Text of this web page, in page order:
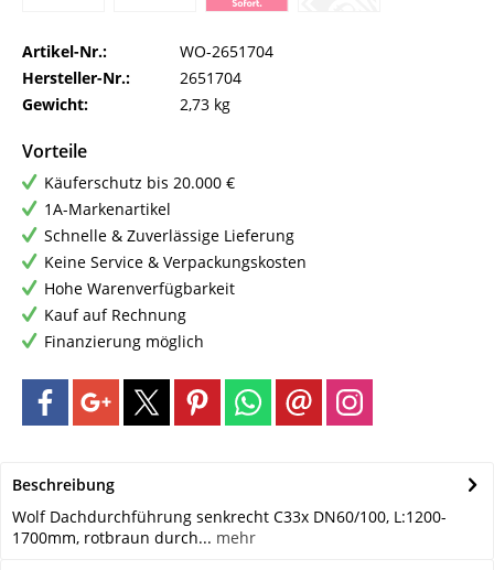
Artikel-Nr.:
WO-2651704
Hersteller-Nr.:
2651704
Gewicht:
2,73 kg
Vorteile
Käuferschutz bis 20.000 €
1A-Markenartikel
Schnelle & Zuverlässige Lieferung
Keine Service & Verpackungskosten
Hohe Warenverfügbarkeit
Kauf auf Rechnung
Finanzierung möglich
Beschreibung
Wolf Dachdurchführung senkrecht C33x DN60/100, L:1200-
1700mm, rotbraun durch... mehr